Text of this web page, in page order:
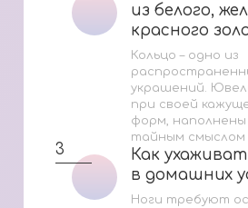
из белого,
красного
из белого,
красного
Кольцо – одно из
украшений.
при своей
форм,
тайным смыслом
3
Как
в домашних
Как
в домашних
Ноги требуют